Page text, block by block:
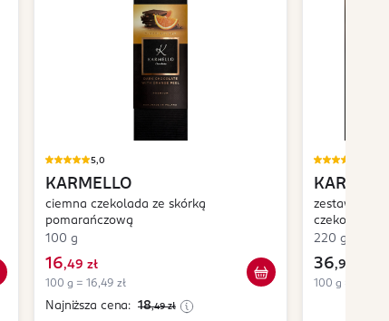
5,0
KARMELLO
ciemna czekolada ze skórką
pomarańczową
100 g
16,49 zł
100 g = 16,49 zł
Najniższa cena: 18,49 zł
zestaw
czekoladki
220 g
36,99 zł
100 g = 21,76